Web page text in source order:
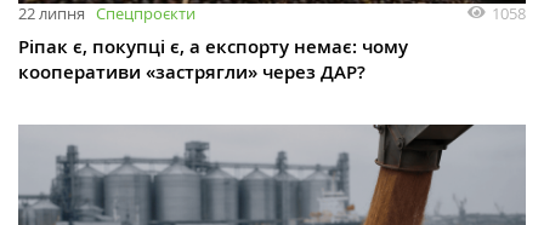
22 липня Спецпроєкти 1058
Ріпак є, покупці є, а експорту немає: чому
кооперативи «застрягли» через ДАР?